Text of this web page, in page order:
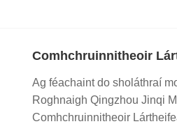
Comhchruinnitheoir
Ag féachaint do sholáthraí
Roghnaigh Qingzhou Jinqi
Comhchruinnitheoir